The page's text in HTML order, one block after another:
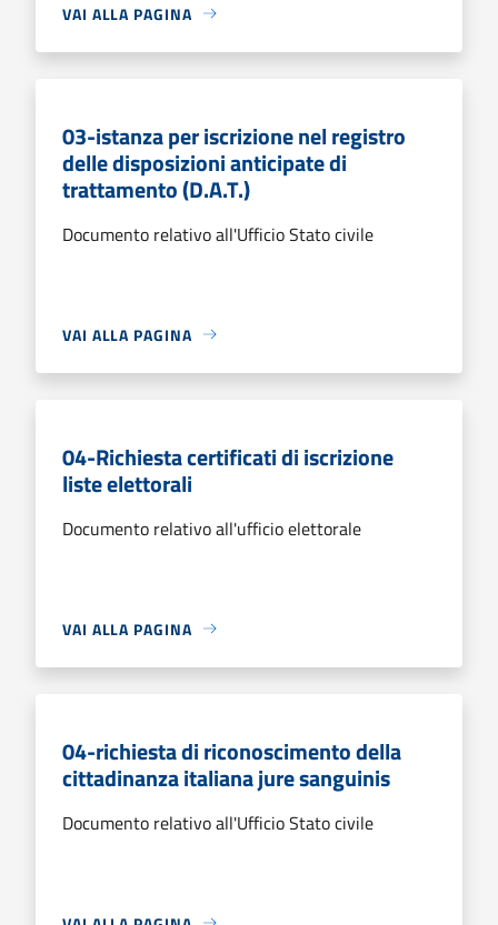
VAI ALLA PAGINA
03-istanza per iscrizione nel registro
delle disposizioni anticipate di
trattamento (D.A.T.)
Documento relativo all'Ufficio Stato civile
VAI ALLA PAGINA
04-Richiesta certificati di iscrizione
liste elettorali
Documento relativo all'ufficio elettorale
VAI ALLA PAGINA
04-richiesta di riconoscimento della
cittadinanza italiana jure sanguinis
Documento relativo all'Ufficio Stato civile